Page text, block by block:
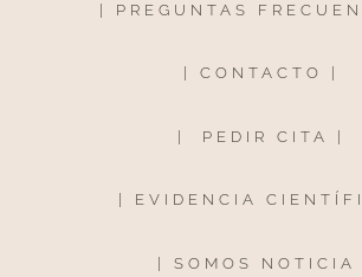
PREGUNTAS
CONTACTO
PEDIR CITA
EVIDENCIA
| SOMOS NOTICIA